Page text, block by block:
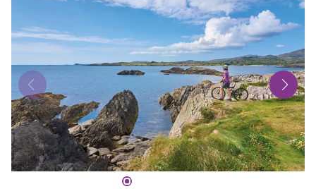
Gutscheine